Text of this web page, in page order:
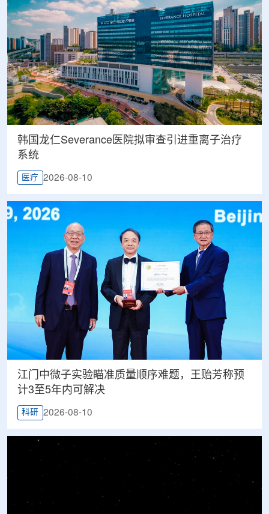
韩国龙仁Severance医院拟审查引进重离子治疗
系统
医疗 2026-08-10
江门中微子实验瞄准质量顺序难题，王贻芳称预
计3至5年内可解决
科研 2026-08-10